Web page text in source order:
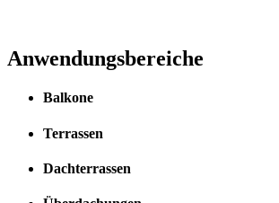
Anwendungsbereiche
Balkone
Terrassen
Dachterrassen